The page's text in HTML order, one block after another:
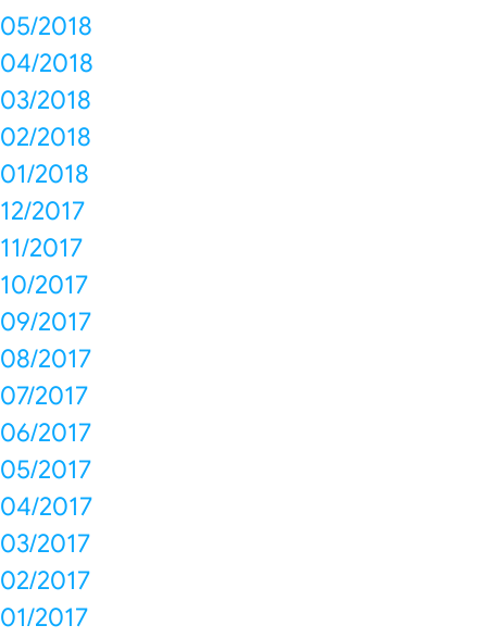
05/2018
04/2018
03/2018
02/2018
01/2018
12/2017
11/2017
10/2017
09/2017
08/2017
07/2017
06/2017
05/2017
04/2017
03/2017
02/2017
01/2017